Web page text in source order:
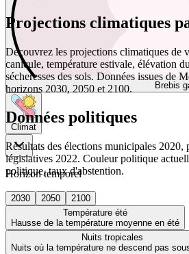
Brebis
Climat
Horizon temporel
2030 2050
2100
Température été
Hausse de la température moyenne en été
Nuits tropicales
Nuits où la température ne descend pas
Projections climatiques
Découvrez les projections climatiques de
canicule, température estivale, élévation
sécheresses des sols. Données issues de
horizons 2030, 2050 et 2100.
Données politiques
Résultats des élections municipales 2020,
législatives 2022. Couleur politique
politique, taux d'abstention.